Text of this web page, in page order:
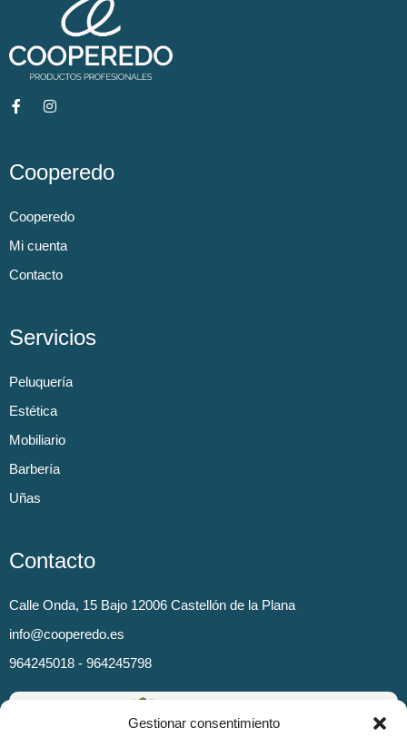
Gestionar consentimiento
Cooperedo
Cooperedo
Mi cuenta
Contacto
Servicios
Peluquería
Estética
Mobiliario
Barbería
Uñas
Contacto
Calle Onda, 15 Bajo 12006 Castellón de la Plana
info@cooperedo.es
964245018 - 964245798